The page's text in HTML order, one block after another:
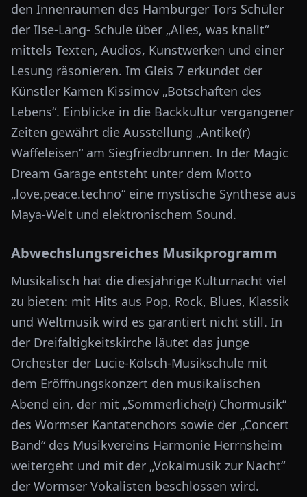
den Innenräumen des Hamburger Tors Schüler
der Ilse-Lang- Schule über „Alles, was knallt“
mittels Texten, Audios, Kunstwerken und einer
Lesung räsonieren. Im Gleis 7 erkundet der
Künstler Kamen Kissimov „Botschaften des
Lebens“. Einblicke in die Backkultur vergangener
Zeiten gewährt die Ausstellung „Antike(r)
Waffeleisen“ am Siegfriedbrunnen. In der Magic
Dream Garage entsteht unter dem Motto
„love.peace.techno“ eine mystische Synthese aus
Maya-Welt und elektronischem Sound.
Abwechslungsreiches Musikprogramm
Musikalisch hat die diesjährige Kulturnacht viel
zu bieten: mit Hits aus Pop, Rock, Blues, Klassik
und Weltmusik wird es garantiert nicht still. In
der Dreifaltigkeitskirche läutet das junge
Orchester der Lucie-Kölsch-Musikschule mit
dem Eröffnungskonzert den musikalischen
Abend ein, der mit „Sommerliche(r) Chormusik“
des Wormser Kantatenchors sowie der „Concert
Band“ des Musikvereins Harmonie Herrnsheim
weitergeht und mit der „Vokalmusik zur Nacht“
der Wormser Vokalisten beschlossen wird.